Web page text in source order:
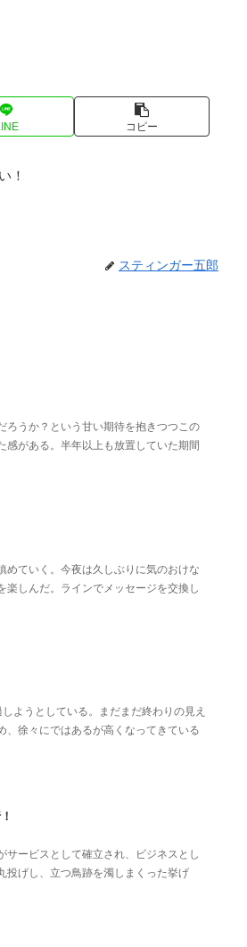
コピー
！
スティンガー五郎
ろうか？という甘い期待を抱きつつこの
感がある。半年以上も放置していた期間
めていく。今夜は久しぶりに気のおけな
しんだ。ラインでメッセージを交換し
ようとしている。まだまだ終わりの見え
、徐々にではあるが高くなってきている
ービスとして確立され、ビジネスとし
投げし、立つ鳥跡を濁しまくった挙げ